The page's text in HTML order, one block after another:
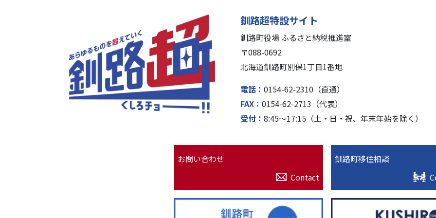
釧路超特設サイト
釧路町役場 ふるさと納税推進室
〒088-0692
北海道釧路町別保1丁⽬1番地
電話
0154-62-2310（直通）
FAX
0154-62-2713（代表）
受付
8:45〜17:15（⼟・⽇・祝、年末年始を除く）
お問い合わせ
Contact
釧路町移住相談